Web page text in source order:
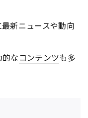
新ニュースや動向
なコンテンツも多